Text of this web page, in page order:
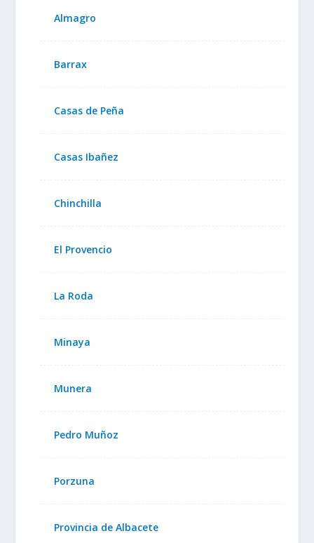
Almagro
Barrax
Casas de Peña
Casas Ibañez
Chinchilla
El Provencio
La Roda
Minaya
Munera
Pedro Muñoz
Porzuna
Provincia de Albacete